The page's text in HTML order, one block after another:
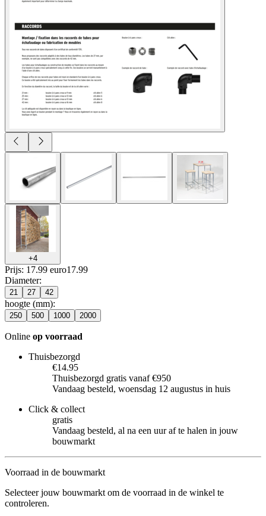
+4
Prijs: 17.99 euro17.99
Diameter:
21 27 42
hoogte (mm):
250 500 1000 2000
Online op voorraad
Thuisbezorgd
€14.95
Thuisbezorgd gratis vanaf €950
Vandaag besteld, woensdag 12 augustus in huis
Click & collect
gratis
Vandaag besteld, al na een uur af te halen in jouw
bouwmarkt
Voorraad in de bouwmarkt
Selecteer jouw bouwmarkt om de voorraad in de winkel te
controleren.